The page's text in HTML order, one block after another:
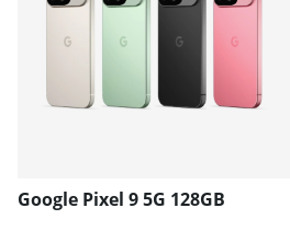
Google Pixel 9 5G 128GB